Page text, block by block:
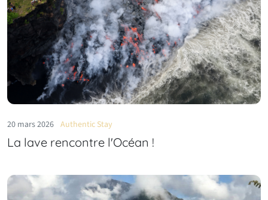
20 mars 2026 Authentic Stay
La lave rencontre l'Océan !